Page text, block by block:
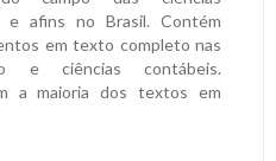
e afins no Brasil. Contém
em texto completo nas
e ciências contábeis.
a maioria dos textos em